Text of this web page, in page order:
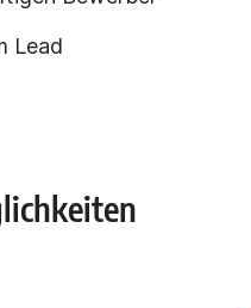
Lead